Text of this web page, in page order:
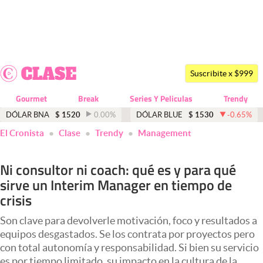
Dólar
Economía y Política
Finanzas y Mercados
Negocios
Columnistas
Otras secciones
Apertura
Suscribite x $999
Gourmet Break Series Y Peliculas Trendy
DÓLAR BNA $ 1520 0.00% DÓLAR BLUE $ 1530 -0.65%
El Cronista Clase Trendy Management
Ni consultor ni coach: qué es y para qué
sirve un Interim Manager en tiempo de
crisis
Son clave para devolverle motivación, foco y resultados a
equipos desgastados. Se los contrata por proyectos pero
con total autonomía y responsabilidad. Si bien su servicio